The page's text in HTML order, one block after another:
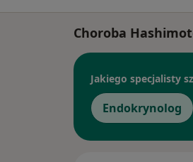
Choroba
Jakiego specjalisty
Endokrynolog